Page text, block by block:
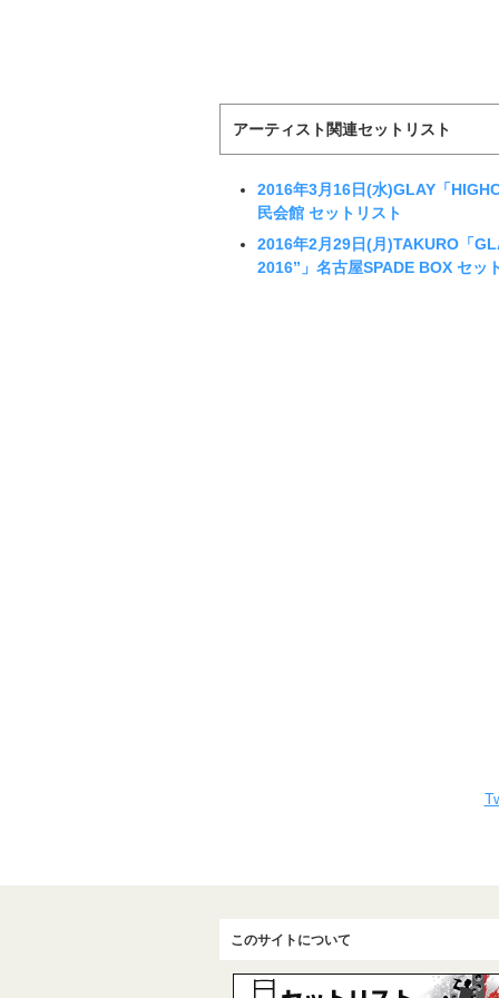
アーティスト関連セットリスト
2016年3月16日(水)GLAY「
民会館 セットリスト
2016年2月29日(月)TAKURO「
2016”」名古屋SPADE BOX セッ
このサイトについて